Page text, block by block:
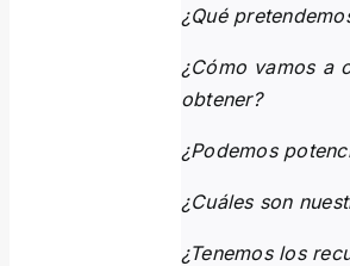
¿Qué
¿Cómo vamos a
obtener?
¿Podemos
¿Cuáles son
¿Tenemos los